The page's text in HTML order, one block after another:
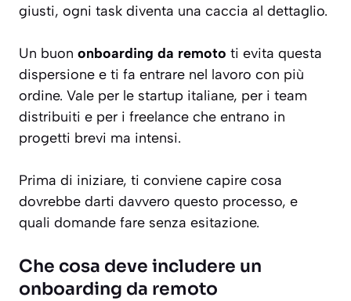
giusti, ogni task diventa una caccia al dettaglio.
Un buon onboarding da remoto ti evita questa
dispersione e ti fa entrare nel lavoro con più
ordine. Vale per le startup italiane, per i team
distribuiti e per i freelance che entrano in
progetti brevi ma intensi.
Prima di iniziare, ti conviene capire cosa
dovrebbe darti davvero questo processo, e
quali domande fare senza esitazione.
Che cosa deve includere un
onboarding da remoto